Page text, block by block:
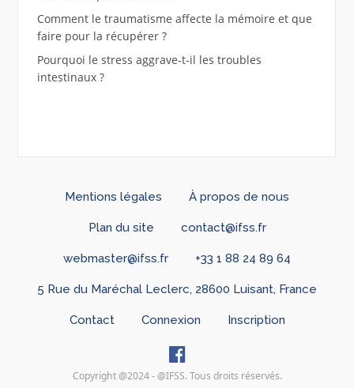
Comment le traumatisme affecte la mémoire et que
faire pour la récupérer ?
Pourquoi le stress aggrave-t-il les troubles
intestinaux ?
Mentions légales À propos de nous
Plan du site contact@ifss.fr
webmaster@ifss.fr +33 1 88 24 89 64
5 Rue du Maréchal Leclerc, 28600 Luisant, France
Contact Connexion Inscription
Copyright @2024 - @IFSS. Tous droits réservés.